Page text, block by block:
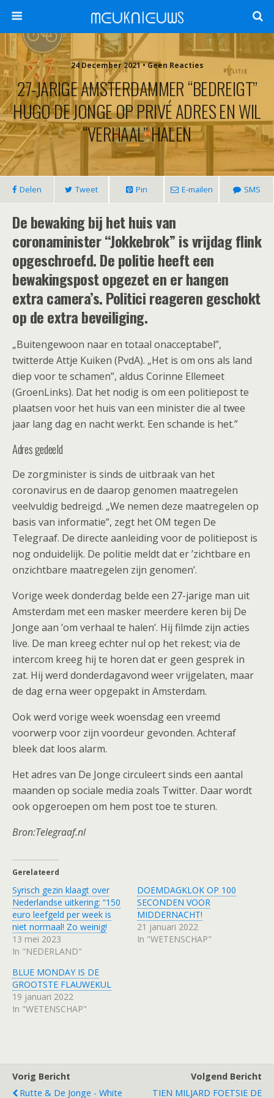
ᗰᕮᑌKᑎIᕮᑌᗯS
24 December 2021 •Geen Reacties
27-JARIGE AMSTERDAMMER “BEDREIGT”
HUGO DE JONGE OP PRIVÉ ADRES EN WIL
“VERHAAL” HALEN
Delen Tweet Pin E-mailen SMS
De bewaking bij het huis van
coronaminister “Jokkebrok” is vrijdag flink
opgeschroefd. De politie heeft een
bewakingspost opgezet en er hangen
extra camera’s. Politici reageren geschokt
op de extra beveiliging.
„Buitengewoon naar en totaal onacceptabel”,
twitterde Attje Kuiken (PvdA). „Het is om ons als land
diep voor te schamen”, aldus Corinne Ellemeet
(GroenLinks). Dat het nodig is om een politiepost te
plaatsen voor het huis van een minister die al twee
jaar lang dag en nacht werkt. Een schande is het.”
Adres gedeeld
De zorgminister is sinds de uitbraak van het
coronavirus en de daarop genomen maatregelen
veelvuldig bedreigd. „We nemen deze maatregelen op
basis van informatie”, zegt het OM tegen De
Telegraaf. De directe aanleiding voor de politiepost is
nog onduidelijk. De politie meldt dat er ’zichtbare en
onzichtbare maatregelen zijn genomen’.
Vorige week donderdag belde een 27-jarige man uit
Amsterdam met een masker meerdere keren bij De
Jonge aan ’om verhaal te halen’. Hij filmde zijn acties
live. De man kreeg echter nul op het rekest; via de
intercom kreeg hij te horen dat er geen gesprek in
zat. Hij werd donderdagavond weer vrijgelaten, maar
de dag erna weer opgepakt in Amsterdam.
Ook werd vorige week woensdag een vreemd
voorwerp voor zijn voordeur gevonden. Achteraf
bleek dat loos alarm.
Het adres van De Jonge circuleert sinds een aantal
maanden op sociale media zoals Twitter. Daar wordt
ook opgeroepen om hem post toe te sturen.
Bron:Telegraaf.nl
Gerelateerd
Syrisch gezin klaagt over
Nederlandse uitkering: “150
euro leefgeld per week is
niet normaal! Zo weinig!
13 mei 2023
In "NEDERLAND"
DOEMDAGKLOK OP 100
SECONDEN VOOR
MIDDERNACHT!
21 januari 2022
In "WETENSCHAP"
BLUE MONDAY IS DE
GROOTSTE FLAUWEKUL
19 januari 2022
In "WETENSCHAP"
Vorig Bericht
Rutte & De Jonge - White
Volgend Bericht
TIEN MILJARD FOETSIE DE